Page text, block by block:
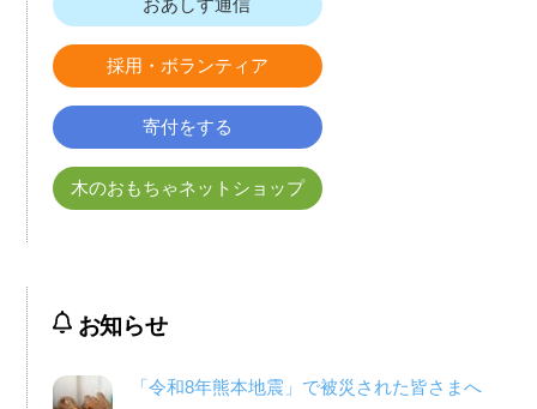
おあしす通信
採用・ボランティア
寄付をする
木のおもちゃネットショップ
お知らせ
「令和8年熊本地震」で被災された皆さまへ